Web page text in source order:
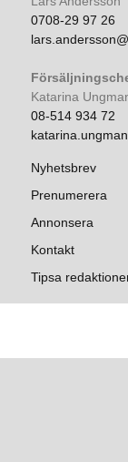
0708-29 97 26
Katarina
08-514 934 72
Nyhetsbrev
Prenumerera
Annonsera
Kontakt
Tipsa